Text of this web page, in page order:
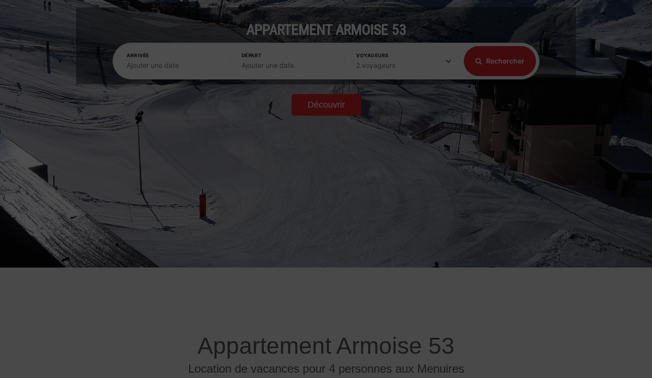
APPARTEMENT ARMOISE 53
ARRIVÉE
Ajouter une date
DÉPART
Ajouter une date
VOYAGEURS
2 voyageurs
Rechercher
Découvrir
Appartement Armoise 53
Location de vacances pour 4 personnes aux Menuires